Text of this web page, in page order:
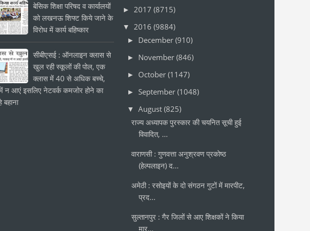
बेसिक शिक्षा परिषद व कार्यालयों
को लखनऊ शिफ्ट किये जाने के
विरोध में कार्य बहिष्कार
सीबीएसई : ऑनलाइन क्लास से
खुल रही स्कूलों की पोल, एक
क्लास में 40 से अधिक बच्चे,
न आएं इसलिए नेटवर्क कमजोर होने का
बहाना
► 2017(8715)
▼ 2016(9884)
► December(910)
► November(846)
► October(1147)
► September(1048)
▼August(825)
राज्य अध्यापक पुरस्कार की चयनित सूची हुई
विवादित, ...
वाराणसी : गुणवत्ता अनुश्रवण प्रकोष्ठ
(हेल्पलाइन) द...
अमेठी : रसोइयों के दो संगठन गुटों में मारपीट,
प्रद...
सुल्तानपुर : गैर जिलों से आए शिक्षकों ने किया
मार्...